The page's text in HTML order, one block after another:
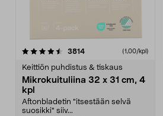
3814arvostelut (1,00/kpl)
Keittiön puhdistus & tiskaus
Mikrokuituliina 32 x 31 cm, 4
kpl
Aftonbladetin "itsestään selvä
suosikki" siiv...
4.5viidestä